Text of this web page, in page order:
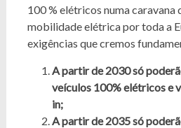
100 % elétricos numa caravana
mobilidade elétrica por toda a
exigências que cremos
A partir de 2030 só
veículos 100% elétricos e
in;
A partir de 2035 só